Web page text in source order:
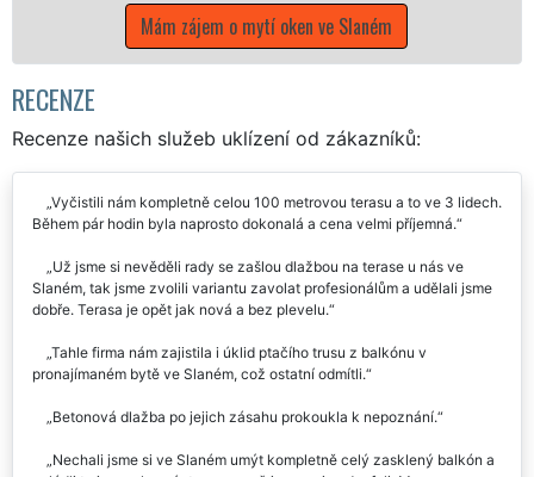
zájem o mytí oken ve Slaném
RECENZE
Recenze našich služeb uklízení od zákazníků:
Vyčistili nám kompletně celou 100 metrovou terasu a to ve 3 lidech.
Už jsme si nevěděli rady se zašlou dlažbou na terase u nás ve
Slaném, tak jsme zvolili variantu zavolat profesionálům a udělali jsme
Tahle firma nám zajistila i úklid ptačího trusu z balkónu v